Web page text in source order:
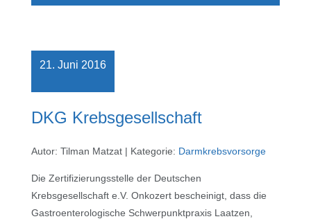
21. Juni 2016
DKG Krebsgesellschaft
Autor: Tilman Matzat| Kategorie: Darmkrebsvorsorge
Die Zertifizierungsstelle der Deutschen
Krebsgesellschaft e.V. Onkozert bescheinigt, dass die
Gastroenterologische Schwerpunktpraxis Laatzen,